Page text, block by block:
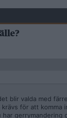
blir valda med
för att
gerrymandering